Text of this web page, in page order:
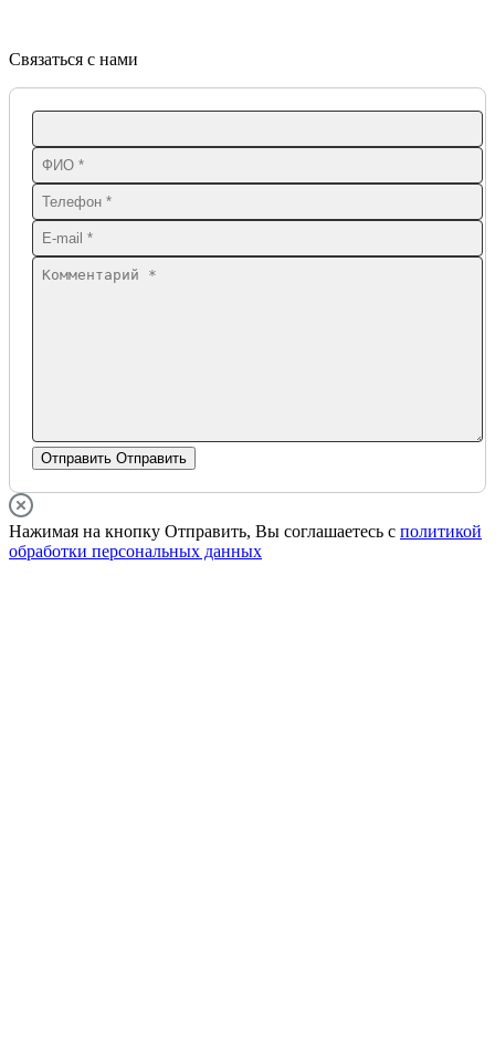
Связаться с нами
Отправить Отправить
Нажимая на кнопку Отправить, Вы соглашаетесь с политикой
обработки персональных данных